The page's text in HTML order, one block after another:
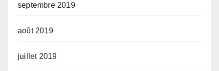
septembre 2019
août 2019
juillet 2019